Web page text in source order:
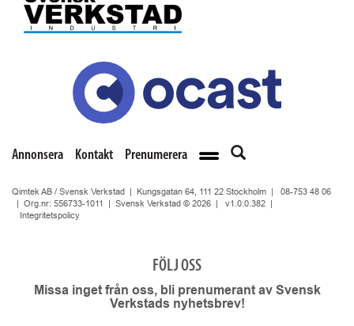
Annonsera Kontakt Prenumerera
Qimtek AB / Svensk Verkstad | Kungsgatan 64, 111 22 Stockholm | 08-753 48 06
| Org.nr: 556733-1011 | Svensk Verkstad © 2026 | v1.0.0.382
Integritetspolicy
FÖLJ OSS
Missa inget från oss, bli prenumerant av Svensk
Verkstads nyhetsbrev!